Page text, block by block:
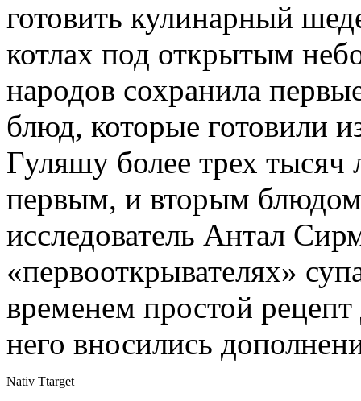
готовить кулинарный
котлах под открытым
народов сохранила
блюд, которые готовили
Гуляшу более трех тысяч
первым, и вторым
исследователь Антал
«первооткрывателях»
временем простой
него вносились
Nativ Ttarget